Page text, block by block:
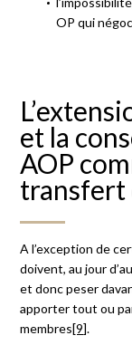
OP qui
et la
AOP
transfert
A l’exception de
doivent, au jour
et donc peser
apporter tout ou
membres[9].